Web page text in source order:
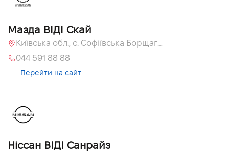
Мазда ВІДІ Скай
Київська обл., с. Софіївська Борщагівка, вул. Велика Кільцева, 60 А
044 591 88 88
Перейти на сайт
Ніссан ВІДІ Санрайз